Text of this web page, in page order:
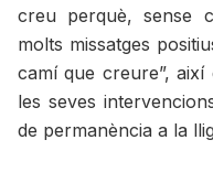
creu perquè, sense
molts missatges
camí que creure”,
les seves
de permanència a la